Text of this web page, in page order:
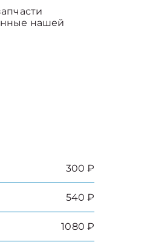
нашей
300 ₽
540 ₽
1080 ₽